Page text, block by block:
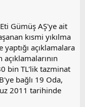
Gümüş AŞ'ye ait
kısmi yıkılma
yaptığı açıklamalara
bin TL'lik tazminat
bağlı 19 Oda,
2011 tarihinde